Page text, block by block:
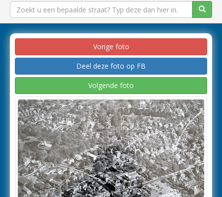
Vorige foto
Deel deze foto op FB
Volgende foto